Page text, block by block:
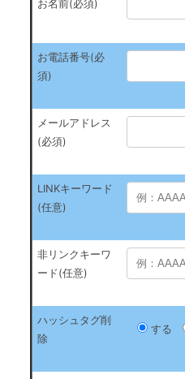
お名前(必須)
お電話番号(必
須)
メールアドレス
(必須)
LINKキーワード
(任意)
非リンクキーワ
ード(任意)
ハッシュタグ削
除
する